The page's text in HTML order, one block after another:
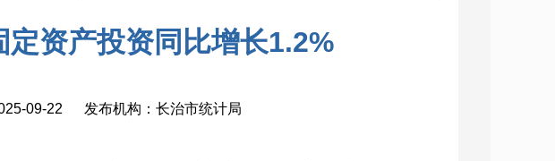
定资产投资同比增长1.2%
09-22 发布机构：长治市统计局